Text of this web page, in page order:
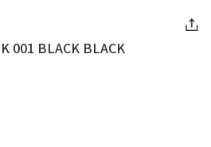
001 BLACK BLACK